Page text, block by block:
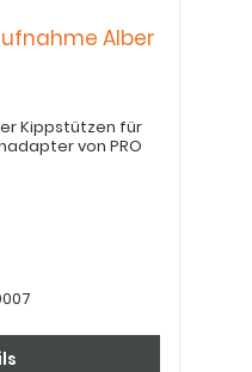
Alber
Kippstützen für
von PRO